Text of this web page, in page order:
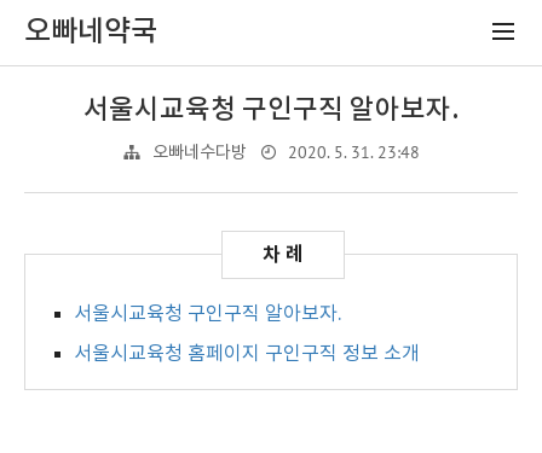
오빠네약국
서울시교육청 구인구직 알아보자.
오빠네수다방 2020. 5. 31. 23:48
서울시교육청 구인구직 알아보자.
서울시교육청 홈페이지 구인구직 정보 소개